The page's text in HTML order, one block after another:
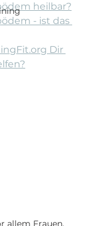
heilbar?
- ist das
Dir